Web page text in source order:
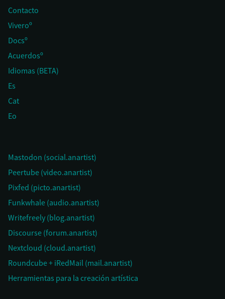
Contacto
Viveroº
Docsº
Acuerdosº
Idiomas (BETA)
Es
Cat
Eo
Mastodon (social.anartist)
Peertube (video.anartist)
Pixfed (picto.anartist)
Funkwhale (audio.anartist)
Writefreely (blog.anartist)
Discourse (forum.anartist)
Nextcloud (cloud.anartist)
Roundcube + iRedMail (mail.anartist)
Herramientas para la creación artística